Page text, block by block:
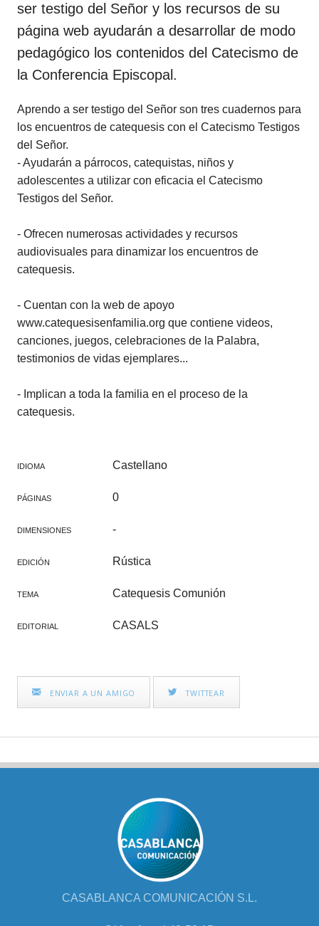
ser testigo del Señor y los recursos de su
página web ayudarán a desarrollar de modo
pedagógico los contenidos del Catecismo de
la Conferencia Episcopal.
Aprendo a ser testigo del Señor son tres cuadernos para
los encuentros de catequesis con el Catecismo Testigos
del Señor.
- Ayudarán a párrocos, catequistas, niños y
adolescentes a utilizar con eficacia el Catecismo
Testigos del Señor.
- Ofrecen numerosas actividades y recursos
audiovisuales para dinamizar los encuentros de
catequesis.
- Cuentan con la web de apoyo
www.catequesisenfamilia.org que contiene videos,
canciones, juegos, celebraciones de la Palabra,
testimonios de vidas ejemplares...
- Implican a toda la familia en el proceso de la
catequesis.
IDIOMA Castellano
PÁGINAS 0
DIMENSIONES -
EDICIÓN Rústica
TEMA Catequesis Comunión
EDITORIAL CASALS
ENVIAR A UN AMIGO TWITTEAR
CASABLANCA COMUNICACIÓN S.L.